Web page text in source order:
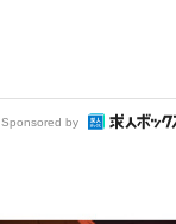
Sponsored by